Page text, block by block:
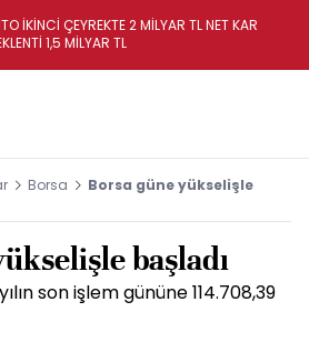
İKİNCİ ÇEYREKTE 2 MİLYAR TL NET KAR
1,5 MİLYAR TL
Borsa
Borsa güne yükselişle
başladı
son işlem gününe 114.708,39